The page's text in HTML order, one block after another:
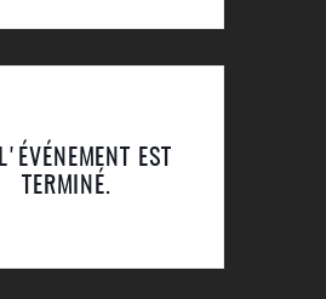
L'ÉVÉNEMENT EST
TERMINÉ.